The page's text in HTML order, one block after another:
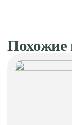
Похожие